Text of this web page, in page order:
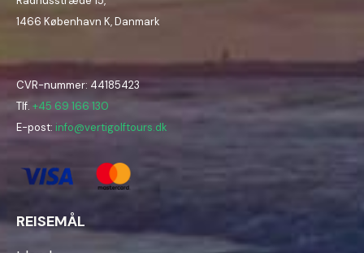
1466 København K, Danmark
CVR-nummer: 44185423
Tlf. +45 69 166 130
E-post: info@vertigolftours.dk
REISEMÅL